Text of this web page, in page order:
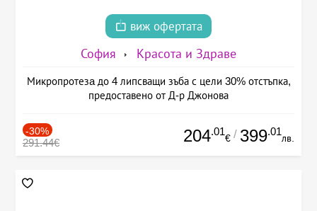
виж офертата
София Красота и Здраве
Микропротезa до 4 липсващи зъба с цели 30% отстъпка,
предоставено от Д-р Джонова
-30%
291.44€ 204.01
€ / 399.01
лв.